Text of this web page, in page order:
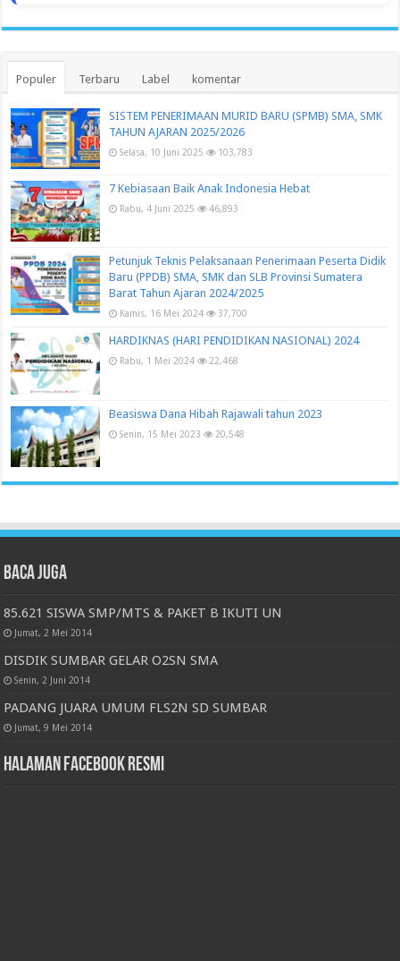
Populer Terbaru Label komentar
SISTEM PENERIMAAN MURID BARU (SPMB) SMA, SMK
TAHUN AJARAN 2025/2026
Selasa, 10 Juni 2025 103,783
7 Kebiasaan Baik Anak Indonesia Hebat
Rabu, 4 Juni 2025 46,893
Petunjuk Teknis Pelaksanaan Penerimaan Peserta Didik
Baru (PPDB) SMA, SMK dan SLB Provinsi Sumatera
Barat Tahun Ajaran 2024/2025
Kamis, 16 Mei 2024 37,700
HARDIKNAS (HARI PENDIDIKAN NASIONAL) 2024
Rabu, 1 Mei 2024 22,468
Beasiswa Dana Hibah Rajawali tahun 2023
Senin, 15 Mei 2023 20,548
Baca juga
85.621 SISWA SMP/MTS & PAKET B IKUTI UN
Jumat, 2 Mei 2014
DISDIK SUMBAR GELAR O2SN SMA
Senin, 2 Juni 2014
PADANG JUARA UMUM FLS2N SD SUMBAR
Jumat, 9 Mei 2014
Halaman Facebook Resmi